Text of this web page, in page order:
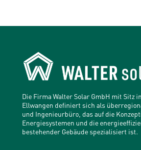
Die Firma Walter Solar GmbH mit Sitz
Ellwangen definiert sich als
und Ingenieurbüro, das auf die
Energiesystemen und die
bestehender Gebäude spezialisiert ist.